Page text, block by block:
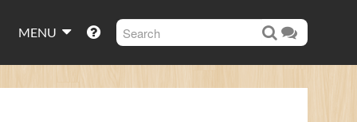
MENU